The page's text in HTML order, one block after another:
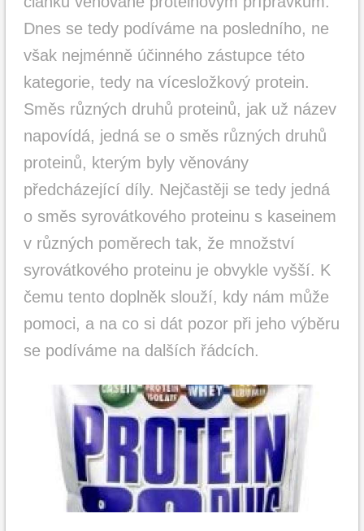
Dnes se tedy podíváme na posledního, ne
však nejménně účinného zástupce této
kategorie, tedy na vícesložkový protein.
Směs různých druhů proteinů, jak už název
napovídá, jedná se o směs různých druhů
proteinů, kterým byly věnovány
předcházející díly. Nejčastěji se tedy jedná
o směs syrovátkového proteinu s kaseinem
v různých poměrech tak, že množství
syrovátkového proteinu je obvykle vyšší. K
čemu tento doplněk slouží, kdy nám může
pomoci, a na co si dát pozor při jeho výběru
se podíváme na dalších řádcích.